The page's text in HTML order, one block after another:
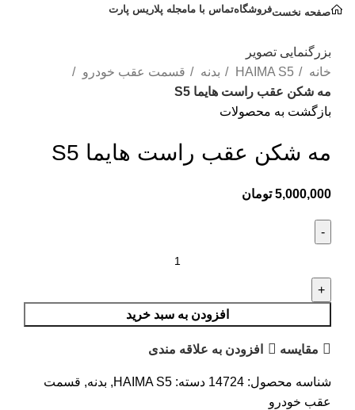
صفحه نخستفروشگاهتماس با مامجله پلاریس پارت
بزرگنمایی تصویر
خانه
HAIMA S5 بدنه
قسمت عقب خودرو
مه شکن عقب راست هایما S5
بازگشت به محصولات
مه شکن عقب راست هایما S5
5,000,000 تومان
افزودن به سبد خرید
مقایسه افزودن به علاقه مندی
شناسه محصول: 14724 دسته: HAIMA S5
, بدنه, قسمت
عقب خودرو